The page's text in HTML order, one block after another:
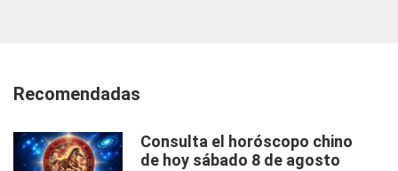
Recomendadas
Consulta el horóscopo chino
de hoy sábado 8 de agosto